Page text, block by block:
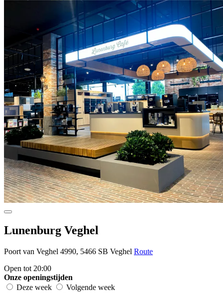
Lunenburg Veghel
Poort van Veghel 4990, 5466 SB Veghel Route
Open tot 20:00
Onze openingstijden
Deze week
Volgende week